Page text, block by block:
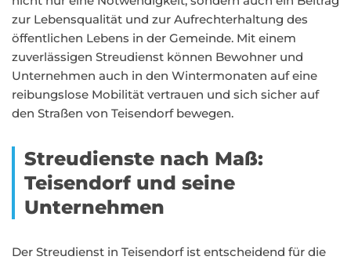
zur Lebensqualität und zur Aufrechterhaltung des
öffentlichen Lebens in der Gemeinde. Mit einem
zuverlässigen Streudienst können Bewohner und
Unternehmen auch in den Wintermonaten auf eine
reibungslose Mobilität vertrauen und sich sicher auf
den Straßen von Teisendorf bewegen.
Streudienste nach Maß:
Teisendorf und seine
Unternehmen
Der Streudienst in Teisendorf ist entscheidend für die